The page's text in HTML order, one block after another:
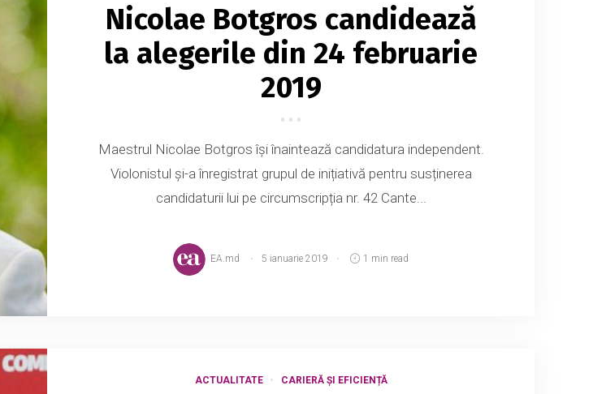
Nicolae Botgros candidează
la alegerile din 24 februarie
2019
Maestrul Nicolae Botgros își înaintează candidatura independent.
Violonistul și-a înregistrat grupul de inițiativă pentru susținerea
candidaturii lui pe circumscripția nr. 42 Cante...
EA.md 5 ianuarie 2019 1 min read
ACTUALITATE CARIERĂ ȘI EFICIENȚĂ